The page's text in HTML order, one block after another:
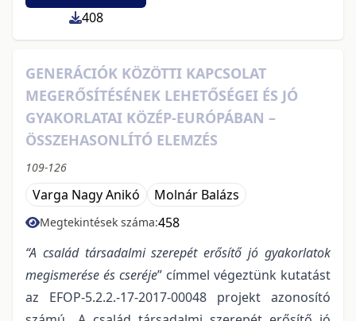
408
GENERÁCIÓK KÖZÖTTI KAPCSOLAT
MEGERŐSÍTÉSÉNEK LEHETŐSÉGEI ÉS JÓ
GYAKORLATAI KÖZÉP-EURÓPÁBAN –
ÖSSZEHASONLÍTÓ ELEMZÉS
109-126
Varga Nagy Anikó Molnár Balázs
Megtekintések száma:458
“A család társadalmi szerepét erősítő jó gyakorlatok
megismerése és cseréje” címmel végeztünk kutatást
az EFOP-5.2.2.-17-2017-00048 projekt azonosító